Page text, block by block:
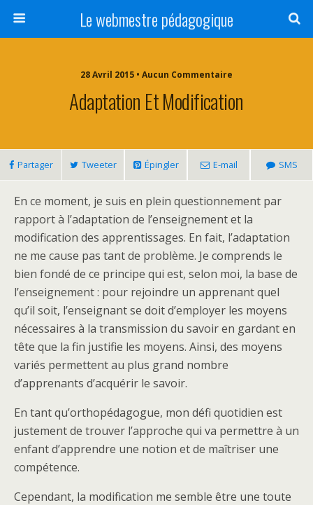
Le webmestre pédagogique
28 Avril 2015 • Aucun Commentaire
Adaptation Et Modification
Partager Tweeter Épingler E-mail SMS
En ce moment, je suis en plein questionnement par
rapport à l’adaptation de l’enseignement et la
modification des apprentissages. En fait, l’adaptation
ne me cause pas tant de problème. Je comprends le
bien fondé de ce principe qui est, selon moi, la base de
l’enseignement : pour rejoindre un apprenant quel
qu’il soit, l’enseignant se doit d’employer les moyens
nécessaires à la transmission du savoir en gardant en
tête que la fin justifie les moyens. Ainsi, des moyens
variés permettent au plus grand nombre
d’apprenants d’acquérir le savoir.
En tant qu’orthopédagogue, mon défi quotidien est
justement de trouver l’approche qui va permettre à un
enfant d’apprendre une notion et de maîtriser une
compétence.
Cependant, la modification me semble être une toute